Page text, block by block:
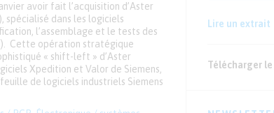
avoir fait l’acquisition d’Aster
spécialisé dans les logiciels
l’assemblage et le tests des
Cette opération stratégique
« shift-left » d’Aster
Xpedition et Valor de Siemens,
de logiciels industriels Siemens
Lire un extrait
Télécharger